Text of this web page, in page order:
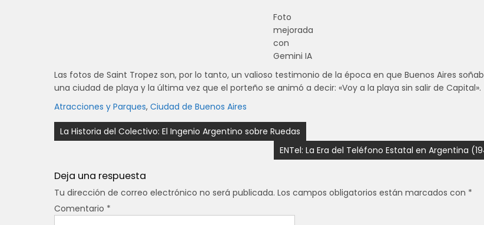
Foto
mejorada
con
Gemini IA
Las fotos de Saint Tropez son, por lo tanto, un valioso testimonio de la época en que Buenos Aires
una ciudad de playa y la última vez que el porteño se animó a decir: «Voy a la playa sin salir de Capital».
Atracciones y Parques, Ciudad de Buenos Aires
Navegación
La Historia del Colectivo: El Ingenio Argentino sobre Ruedas
ENTel: La Era del Teléfono Estatal en Argentina
Deja una respuesta
Tu dirección de correo electrónico no será publicada. Los campos obligatorios están marcados con *
Comentario *